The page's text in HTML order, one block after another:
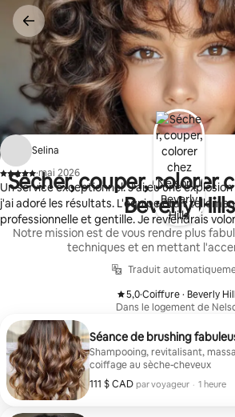
Aller
directement
contenu
Sécher, couper, colorer
Beverly Hills
Notre mission est de vous rendre plus
techniques et en mettant
Traduit
5,0
, ·Coiffure · Beverly
Dans le logement de
Séance de brushing
Shampooing, revitalisant,
coiffage au sèche-cheveux
111 $ CAD par voyageur
111 $ CAD par voyageur
, · 1 heure
Selina
, ·mai 2026
Un service exceptionnel. J'ai eu une
j'ai adoré les résultats. L'équipe était
professionnelle et gentille. Je reviendrais